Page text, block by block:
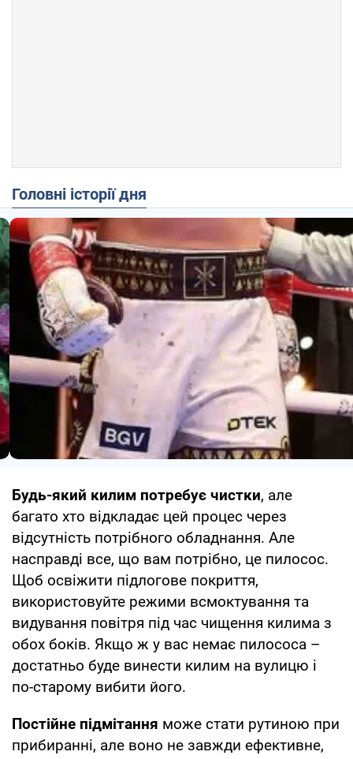
Головні історії дня
Будь-який килим потребує чистки, але
багато хто відкладає цей процес через
відсутність потрібного обладнання. Але
насправді все, що вам потрібно, це пилосос.
Щоб освіжити підлогове покриття,
використовуйте режими всмоктування та
видування повітря під час чищення килима з
обох боків. Якщо ж у вас немає пилососа –
достатньо буде винести килим на вулицю і
по-старому вибити його.
Постійне підмітання може стати рутиною при
прибиранні, але воно не завжди ефективне,